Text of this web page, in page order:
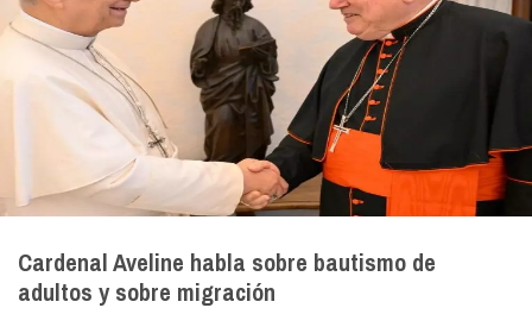
Cardenal Aveline habla sobre bautismo de
adultos y sobre migración